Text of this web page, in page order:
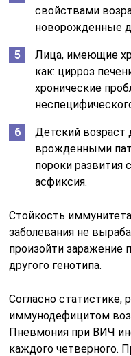
свойствами
новорожденные
Лица, имеющие
как: цирроз
хронические
Детский
врожденными
пороки развития
асфиксия.
Стойкость
заболевания не
произойти заражение
другого генотипа.
Согласно статистике,
иммунодефицитом
Пневмония при ВИЧ
каждого четверного.